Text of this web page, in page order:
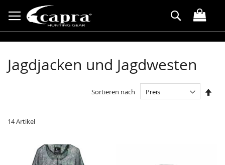
zum
Inhalt
Suche
Jagdjacken und Jagdwesten
14Artikel
Sortieren nach